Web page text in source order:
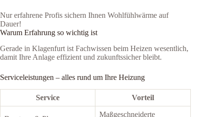
Nur erfahrene Profis sichern Ihnen Wohlfühlwärme auf
Dauer!
Warum Erfahrung so wichtig ist
Gerade in Klagenfurt ist Fachwissen beim Heizen wesentlich,
damit Ihre Anlage effizient und zukunftssicher bleibt.
Serviceleistungen – alles rund um Ihre Heizung
Service Vorteil
Maßgeschneiderte